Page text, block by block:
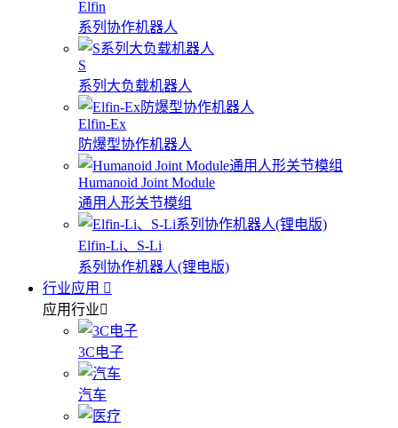
Elfin
系列协作机器人
S
系列大负载机器人
Elfin-Ex
防爆型协作机器人
Humanoid Joint Module
通用人形关节模组
Elfin-Li、S-Li
系列协作机器人(锂电版)
行业应用
应用行业
3C电子
汽车